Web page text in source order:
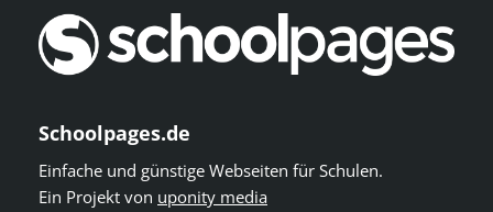
Schoolpages.de
Einfache und günstige Webseiten für Schulen.
Ein Projekt von uponity media